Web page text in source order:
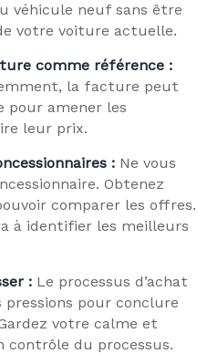
véhicule neuf sans être
votre voiture actuelle.
comme référence :
la facture peut
pour amener les
leur prix.
: Ne vous
Obtenez
comparer les offres.
à identifier les meilleurs
: Le processus d’achat
pour conclure
votre calme et
contrôle du processus.